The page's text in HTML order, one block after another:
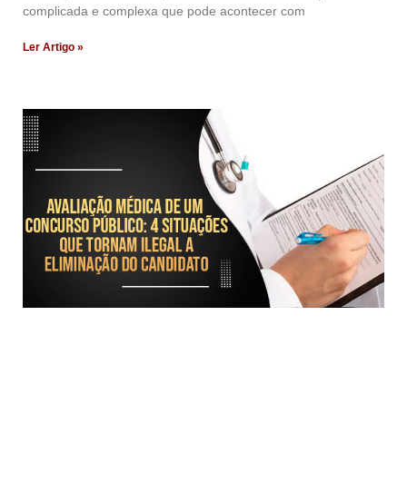
complicada e complexa que pode acontecer com
Ler Artigo »